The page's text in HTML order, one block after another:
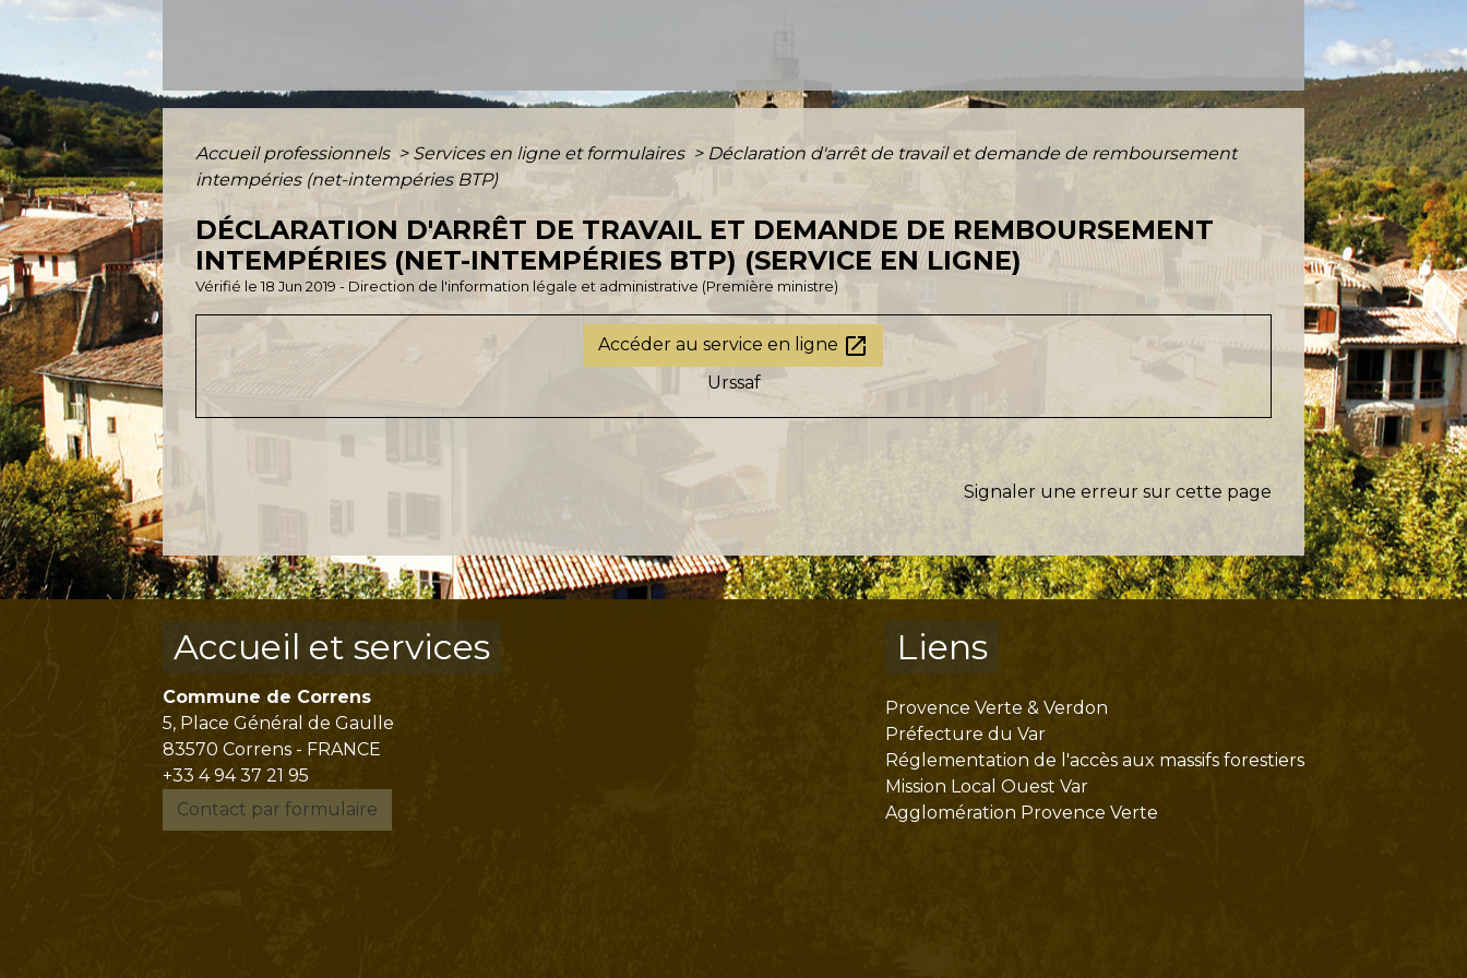
Accueil professionnels > Services en ligne et formulaires > Déclaration d'arrêt de travail et demande de remboursement
intempéries (net-intempéries BTP)
DÉCLARATION D'ARRÊT DE TRAVAIL ET DEMANDE DE REMBOURSEMENT
INTEMPÉRIES (NET-INTEMPÉRIES BTP) (SERVICE EN LIGNE)
Vérifié le 18 Jun 2019 - Direction de l'information légale et administrative (Première ministre)
Accéder au service en ligne open_in_new
Urssaf
Signaler une erreur sur cette page
Accueil et services
Commune de Correns
5, Place Général de Gaulle
83570 Correns - FRANCE
+33 4 94 37 21 95
Contact par formulaire
Liens
Provence Verte & Verdon
Préfecture du Var
Réglementation de l'accès aux massifs forestiers
Mission Local Ouest Var
Agglomération Provence Verte